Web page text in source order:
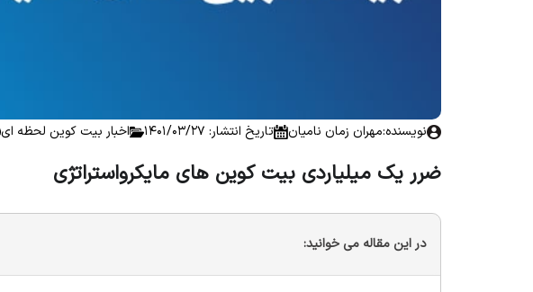
نویسنده:مهران زمان نامیان تاریخ انتشار: 1401/03/27 اخبار بیت کوین لحظه ای
ضرر یک میلیاردی بیت کوین های مایکرواستراتژی
در این مقاله می خوانید: